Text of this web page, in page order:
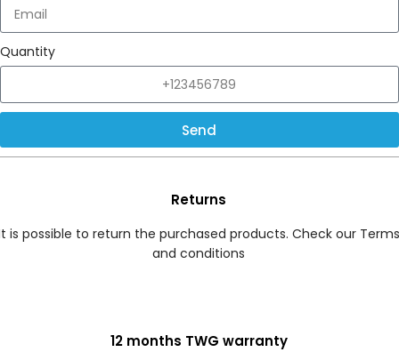
Quantity
Send
Returns
is possible to return the purchased products. Check our Terms
and conditions
12 months TWG warranty